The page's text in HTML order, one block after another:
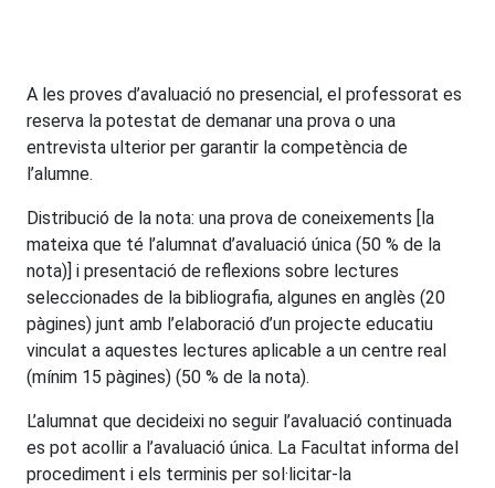
A les proves d’avaluació no presencial, el professorat es
reserva la potestat de demanar una prova o una
entrevista ulterior per garantir la competència de
l’alumne.
Distribució de la nota: una prova de coneixements [la
mateixa que té l’alumnat d’avaluació única (50 % de la
nota)] i presentació de reflexions sobre lectures
seleccionades de la bibliografia, algunes en anglès (20
pàgines) junt amb l’elaboració d’un projecte educatiu
vinculat a aquestes lectures aplicable a un centre real
(mínim 15 pàgines) (50 % de la nota).
L’alumnat que decideixi no seguir l’avaluació continuada
es pot acollir a l’avaluació única. La Facultat informa del
procediment i els terminis per sol·licitar-la